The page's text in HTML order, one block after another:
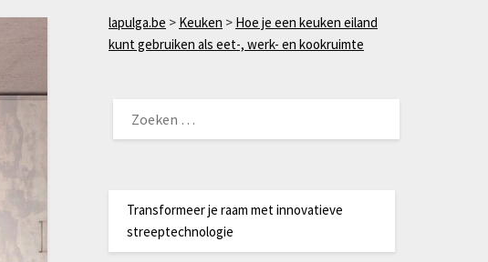
lapulga.be > Keuken > Hoe je een keuken eiland
kunt gebruiken als eet-, werk- en kookruimte
NAAR:
Transformeer je raam met innovatieve
streeptechnologie